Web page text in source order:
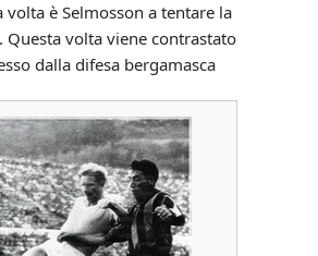
volta è Selmosson a tentare la
Questa volta viene contrastato
dalla difesa bergamasca